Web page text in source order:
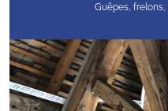
Guêpes,